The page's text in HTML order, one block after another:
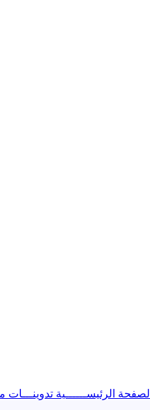
الصفحة الرئيســــــية تدوينـــات